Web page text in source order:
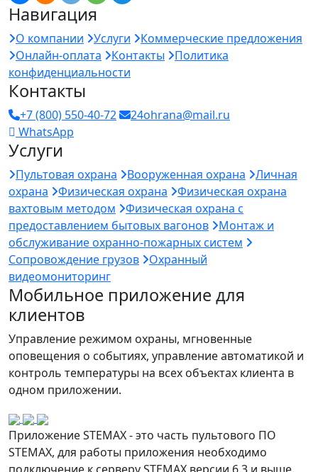
Навигация
О компании Услуги
Коммерческие предложения
Онлайн-оплата
Контакты
Политика
конфиденциальности
Контакты
+7 (800) 550-40-72
24ohrana@mail.ru
WhatsApp
Услуги
Пультовая охрана Вооруженная охрана
Личная
охрана
Физическая охрана
Физическая охрана
вахтовым методом
Физическая охрана с
предоставлением бытовых вагонов
Монтаж и
обслуживание охранно-пожарных систем
Сопровождение грузов
Охранный
видеомониторинг
Мобильное приложение для
клиентов
Управление режимом охраны, мгновенные
оповещения о событиях, управление автоматикой и
контроль температуры на всех объектах клиента в
одном приложении.
Приложение STEMAX - это часть пультового ПО
STEMAX, для работы приложения необходимо